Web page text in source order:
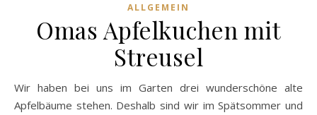
ALLGEMEIN
Omas Apfelkuchen mit
Streusel
Wir haben bei uns im Garten drei wunderschöne alte
Apfelbäume stehen. Deshalb sind wir im Spätsommer und